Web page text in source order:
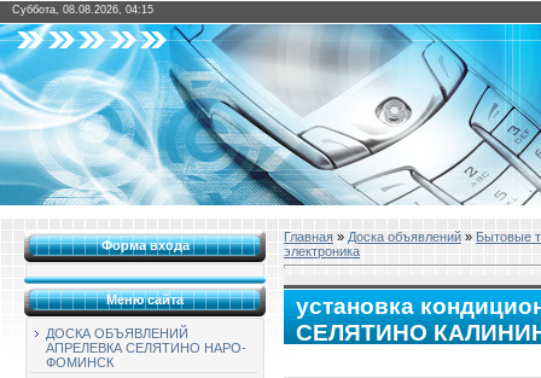
Суббота, 08.08.2026, 04:15
Форма входа
Меню сайта
ДОСКА ОБЪЯВЛЕНИЙ
АПРЕЛЕВКА СЕЛЯТИНО НАРО-
ФОМИНСК
Главная » Доска объявлений » Бытовые
электроника
установка
СЕЛЯТИНО